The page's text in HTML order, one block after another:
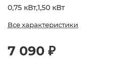
0,75 кВт,1,50 кВт
Все характеристики
7 090 ₽